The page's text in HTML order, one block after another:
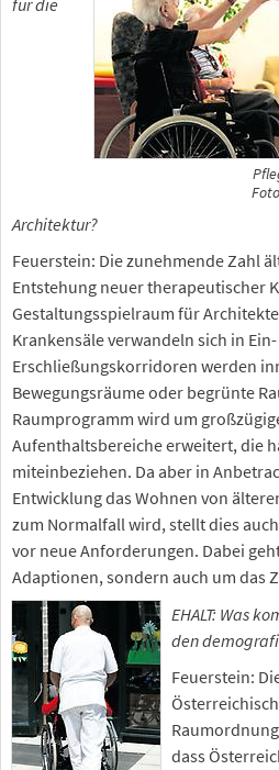
Architektur?
Feuerstein: Die zunehmende Zahl
Entstehung neuer therapeutischer
Gestaltungsspielraum für
Krankensäle verwandeln sich in
Erschließungskorridoren werden
Bewegungsräume oder begrünte
Raumprogramm wird um
Aufenthaltsbereiche erweitert, die
miteinbeziehen. Da aber in
Entwicklung das Wohnen von
zum Normalfall wird, stellt dies
vor neue Anforderungen. Dabei
Adaptionen, sondern auch um das
EHALT: Was
den
Feuerstein:
dass